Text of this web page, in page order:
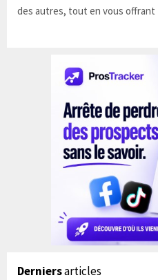
des autres, tout en vous
Derniersarticles